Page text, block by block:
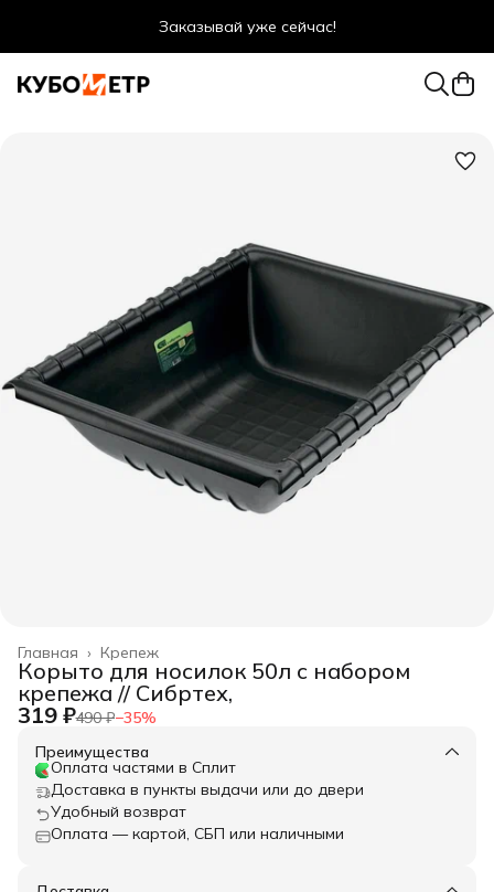
Заказывай уже сейчас!
Оптовые цены даже для физ. лиц
Крепеж
Главная ›
Корыто для носилок 50л с набором
крепежа // Сибртех,
319 ₽490 ₽−35%
Преимущества
Оплата частями в Сплит
Доставка в пункты выдачи или до двери
Удобный возврат
Оплата — картой, СБП или наличными